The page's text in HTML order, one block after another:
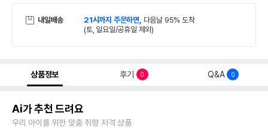
내일배송 21시까지 주문하면, 다음날 95% 도착
(토, 일요일/공휴일 제외)
상품정보 후기 0 Q&A 0
Ai가 추천 드려요
우리 아이를 위한 맞춤 취향 저격 상품